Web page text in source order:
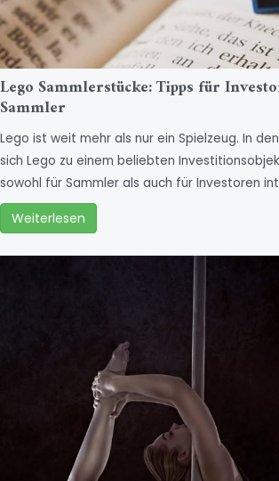
Lego Sammlerstücke: Tipps für
Sammler
Lego ist weit mehr als nur ein Spielzeug. In
sich Lego zu einem beliebten
sowohl für Sammler als auch für Investoren
Weiterlesen